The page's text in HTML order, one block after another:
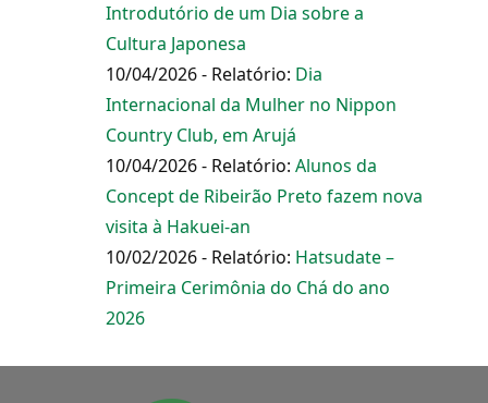
Introdutório de um Dia sobre a
Cultura Japonesa
10/04/2026 - Relatório: Dia
Internacional da Mulher no Nippon
Country Club, em Arujá
10/04/2026 - Relatório: Alunos da
Concept de Ribeirão Preto fazem nova
visita à Hakuei-an
10/02/2026 - Relatório: Hatsudate –
Primeira Cerimônia do Chá do ano
2026